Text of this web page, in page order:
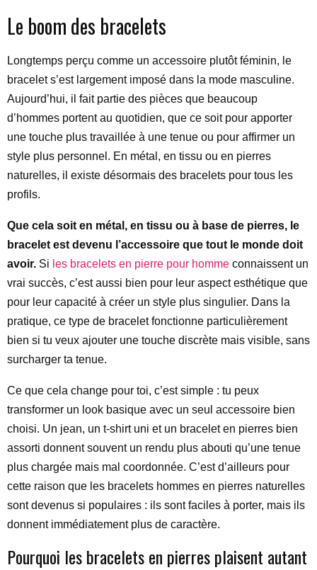
Le boom des bracelets
Longtemps perçu comme un accessoire plutôt féminin, le
bracelet s’est largement imposé dans la mode masculine.
Aujourd’hui, il fait partie des pièces que beaucoup
d’hommes portent au quotidien, que ce soit pour apporter
une touche plus travaillée à une tenue ou pour affirmer un
style plus personnel. En métal, en tissu ou en pierres
naturelles, il existe désormais des bracelets pour tous les
profils.
Que cela soit en métal, en tissu ou à base de pierres, le
bracelet est devenu l’accessoire que tout le monde doit
avoir. Si les bracelets en pierre pour homme connaissent un
vrai succès, c’est aussi bien pour leur aspect esthétique que
pour leur capacité à créer un style plus singulier. Dans la
pratique, ce type de bracelet fonctionne particulièrement
bien si tu veux ajouter une touche discrète mais visible, sans
surcharger ta tenue.
Ce que cela change pour toi, c’est simple : tu peux
transformer un look basique avec un seul accessoire bien
choisi. Un jean, un t-shirt uni et un bracelet en pierres bien
assorti donnent souvent un rendu plus abouti qu’une tenue
plus chargée mais mal coordonnée. C’est d’ailleurs pour
cette raison que les bracelets hommes en pierres naturelles
sont devenus si populaires : ils sont faciles à porter, mais ils
donnent immédiatement plus de caractère.
Pourquoi les bracelets en pierres plaisent autant